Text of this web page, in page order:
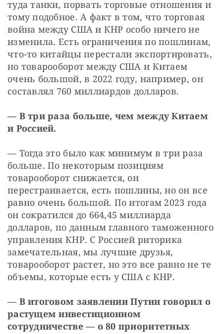
туда танки, порвать торговые отношения и
тому подобное. А факт в том, что торговая
война между США и КНР особо ничего не
изменила. Есть ограничения по пошлинам,
что-то китайцы перестали экспортировать,
но товарооборот между США и Китаем
очень большой, в 2022 году, например, он
составлял 760 миллиардов долларов.
— В три раза больше, чем между Китаем
и Россией.
— Тогда это было как минимум в три раза
больше. По некоторым позициям
товарооборот снижается, он
перестраивается, есть пошлины, но он все
равно очень большой. По итогам 2023 года
он сократился до 664,45 миллиарда
долларов, по данным главного таможенного
управления КНР. С Россией риторика
замечательная, мы лучшие друзья,
товарооборот растет, но это все равно не те
объемы, которые есть у США с КНР.
— В итоговом заявлении Путин говорил о
растущем инвестиционном
сотрудничестве — о 80 приоритетных